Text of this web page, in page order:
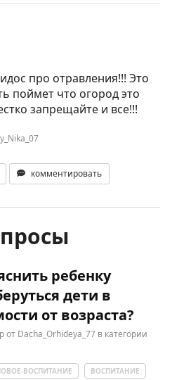
про отравления!!! Это
поймет что огород это
запрещайте и все!!!
комментировать
ребенку
дети в
от возраста?
от Dacha_Orhideya_77 в категории
ВОСПИТАНИЕ
ВОСПИТАНИЕ